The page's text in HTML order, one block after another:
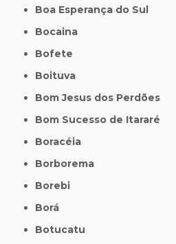
Boa Esperança do Sul
Bocaina
Bofete
Boituva
Bom Jesus dos Perdões
Bom Sucesso de Itararé
Boracéia
Borborema
Borebi
Borá
Botucatu